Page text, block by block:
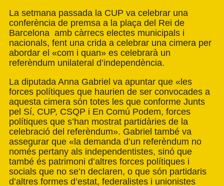
La setmana passada la CUP va celebrar una
conferència de premsa a la plaça del Rei de
Barcelona amb càrrecs electes municipals i
nacionals, fent una crida a celebrar una cimera per
abordar el «com i quan» es celebrarà un
referèndum unilateral d’independència.
La diputada Anna Gabriel va apuntar que «les
forces polítiques que haurien de ser convocades a
aquesta cimera són totes les que conforme Junts
pel Sí, CUP, CSQP i En Comú Podem, forces
polítiques que s’han mostrat partidàries de la
celebració del referèndum». Gabriel també va
assegurar que «la demanda d’un referèndum no
només pertany als independentistes, sinó que
també és patrimoni d’altres forces polítiques i
socials que no se’n declaren, o que són partidaris
d’altres formes d’estat, federalistes i unionistes